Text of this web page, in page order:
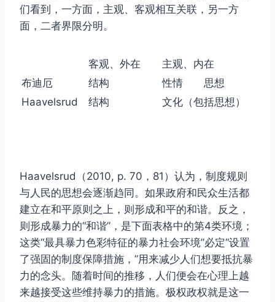
们看到，一方面，主观、客观相互关联，另一方
面，二者界限分明。
客观、外在
主观、内在
布迪厄
结构 性情
思想
Haavelsrud
结构 文化（包括思想）
Haavelsrud（2010, p. 70，81）认为，制度规则
与人民的思想会逐渐趋同。如果政府和民众生活都
建立在和平原则之上，则形成和平的和谐。反之，
则形成暴力的“和谐”，是下面表格中的第4类环境；
这类“最具暴力色彩特征的暴力社会环境”必定“设置
了强固的制度保障措施，”用来减少人们想要抵抗暴
力的念头。随着时间的推移，人们便会在心理上越
来越接受这些维持暴力的措施。极权政权就是这一